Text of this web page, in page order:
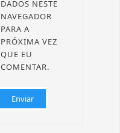
DADOS NESTE
NAVEGADOR
PARA A
PRÓXIMA VEZ
QUE EU
COMENTAR.